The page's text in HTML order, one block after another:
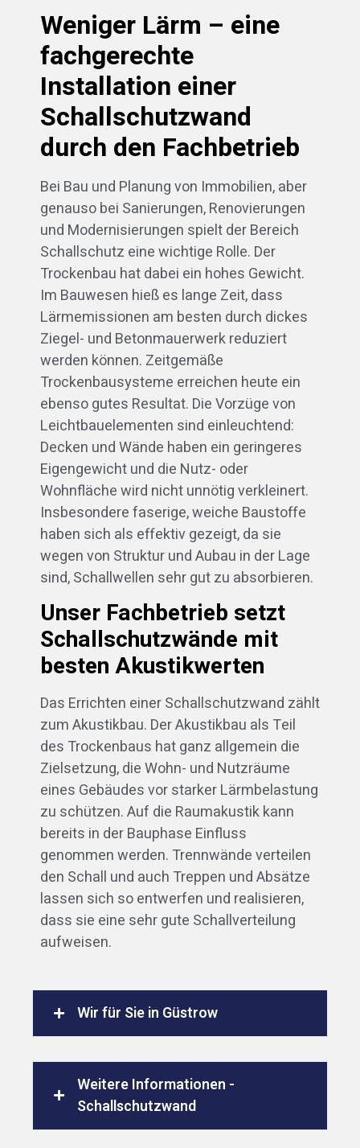
Weniger Lärm – eine
fachgerechte
Installation einer
Schallschutzwand
durch den Fachbetrieb
Bei Bau und Planung von Immobilien, aber
genauso bei Sanierungen, Renovierungen
und Modernisierungen spielt der Bereich
Schallschutz eine wichtige Rolle. Der
Trockenbau hat dabei ein hohes Gewicht.
Im Bauwesen hieß es lange Zeit, dass
Lärmemissionen am besten durch dickes
Ziegel- und Betonmauerwerk reduziert
werden können. Zeitgemäße
Trockenbausysteme erreichen heute ein
ebenso gutes Resultat. Die Vorzüge von
Leichtbauelementen sind einleuchtend:
Decken und Wände haben ein geringeres
Eigengewicht und die Nutz- oder
Wohnfläche wird nicht unnötig verkleinert.
Insbesondere faserige, weiche Baustoffe
haben sich als effektiv gezeigt, da sie
wegen von Struktur und Aubau in der Lage
sind, Schallwellen sehr gut zu absorbieren.
Unser Fachbetrieb setzt
Schallschutzwände mit
besten Akustikwerten
Das Errichten einer Schallschutzwand zählt
zum Akustikbau. Der Akustikbau als Teil
des Trockenbaus hat ganz allgemein die
Zielsetzung, die Wohn- und Nutzräume
eines Gebäudes vor starker Lärmbelastung
zu schützen. Auf die Raumakustik kann
bereits in der Bauphase Einfluss
genommen werden. Trennwände verteilen
den Schall und auch Treppen und Absätze
lassen sich so entwerfen und realisieren,
dass sie eine sehr gute Schallverteilung
aufweisen.
Wir für Sie in Güstrow
Weitere Informationen -
Schallschutzwand